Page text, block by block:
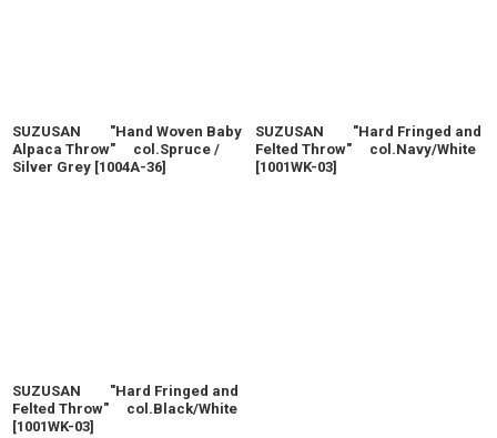
SUZUSAN "Hand Woven Baby
Alpaca Throw" col.Spruce /
Silver Grey [1004A-36]
SUZUSAN "Hard Fringed and
Felted Throw" col.Navy/White
[1001WK-03]
SUZUSAN "Hard Fringed and
Felted Throw" col.Black/White
[1001WK-03]